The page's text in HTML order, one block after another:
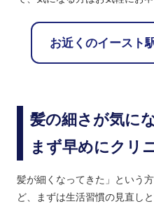
お近くのイースト
髪の細さが気に
まず早めにクリ
髪が細くなってきた」という
ど、まずは生活習慣の見直し